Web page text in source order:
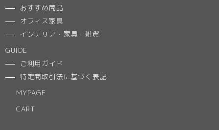
おすすめ商品
オフィス家具
インテリア・家具・雑貨
GUIDE
ご利用ガイド
特定商取引法に基づく表記
MYPAGE
CART